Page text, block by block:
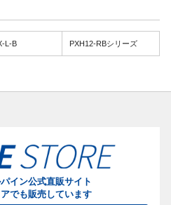
L-B PXH12-RBシリーズ
イン公式直販サイト
でも販売しています